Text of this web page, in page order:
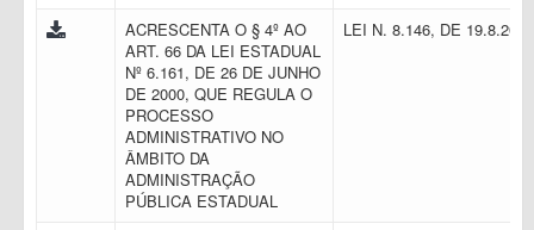
ACRESCENTA O § 4º AO
ART. 66 DA LEI ESTADUAL
Nº 6.161, DE 26 DE JUNHO
DE 2000, QUE REGULA O
PROCESSO
ADMINISTRATIVO NO
ÂMBITO DA
ADMINISTRAÇÃO
PÚBLICA ESTADUAL
LEI N. 8.146, DE